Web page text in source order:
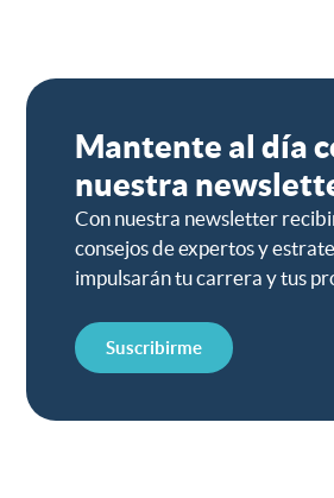
Mantente al día
nuestra
Con nuestra newsletter
consejos de expertos y
impulsarán tu carrera y tus
Suscribirme